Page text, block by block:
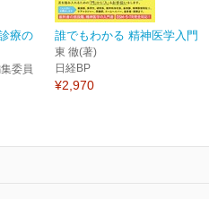
療の
委員
誰でもわかる 精神医学入門
東 徹(著)
日経BP
¥2,970